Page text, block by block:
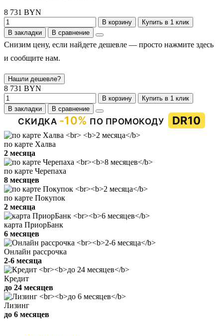
8 731 BYN
В корзину
Купить в 1 клик
В закладки
В сравнение
Снизим цену, если найдете дешевле — просто нажмите здесь
и сообщите нам.
Нашли дешевле?
8 731 BYN
В корзину
Купить в 1 клик
В закладки
В сравнение
СКИДКА -10% ПО ПРОМОКОДУ DR10
по карте Халва
2 месяца
по карте Черепаха
8 месяцев
по карте Покупок
2 месяца
карта ПриорБанк
6 месяцев
Онлайн рассрочка
2-6 месяца
Кредит
до 24 месяцев
Лизинг
до 6 месяцев